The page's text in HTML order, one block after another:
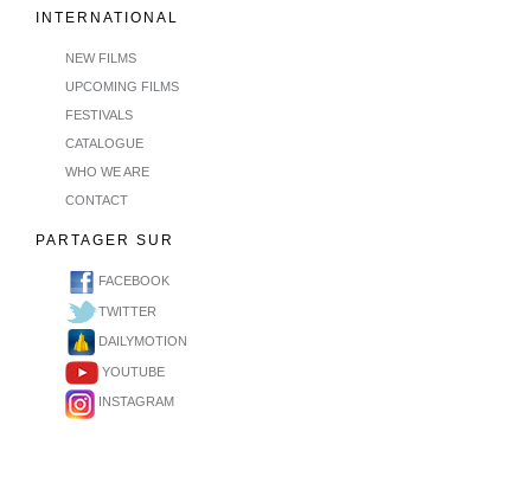
INTERNATIONAL
NEW FILMS
UPCOMING FILMS
FESTIVALS
CATALOGUE
WHO WE ARE
CONTACT
PARTAGER SUR
FACEBOOK
TWITTER
DAILYMOTION
YOUTUBE
INSTAGRAM